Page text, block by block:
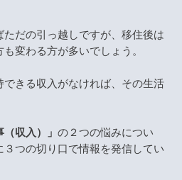
だの引っ越しですが、移住後は
変わる方が多いでしょう。
きる収入がなければ、その生活
収入）」 の２つの悩みについ
つの切り口で情報を発信してい